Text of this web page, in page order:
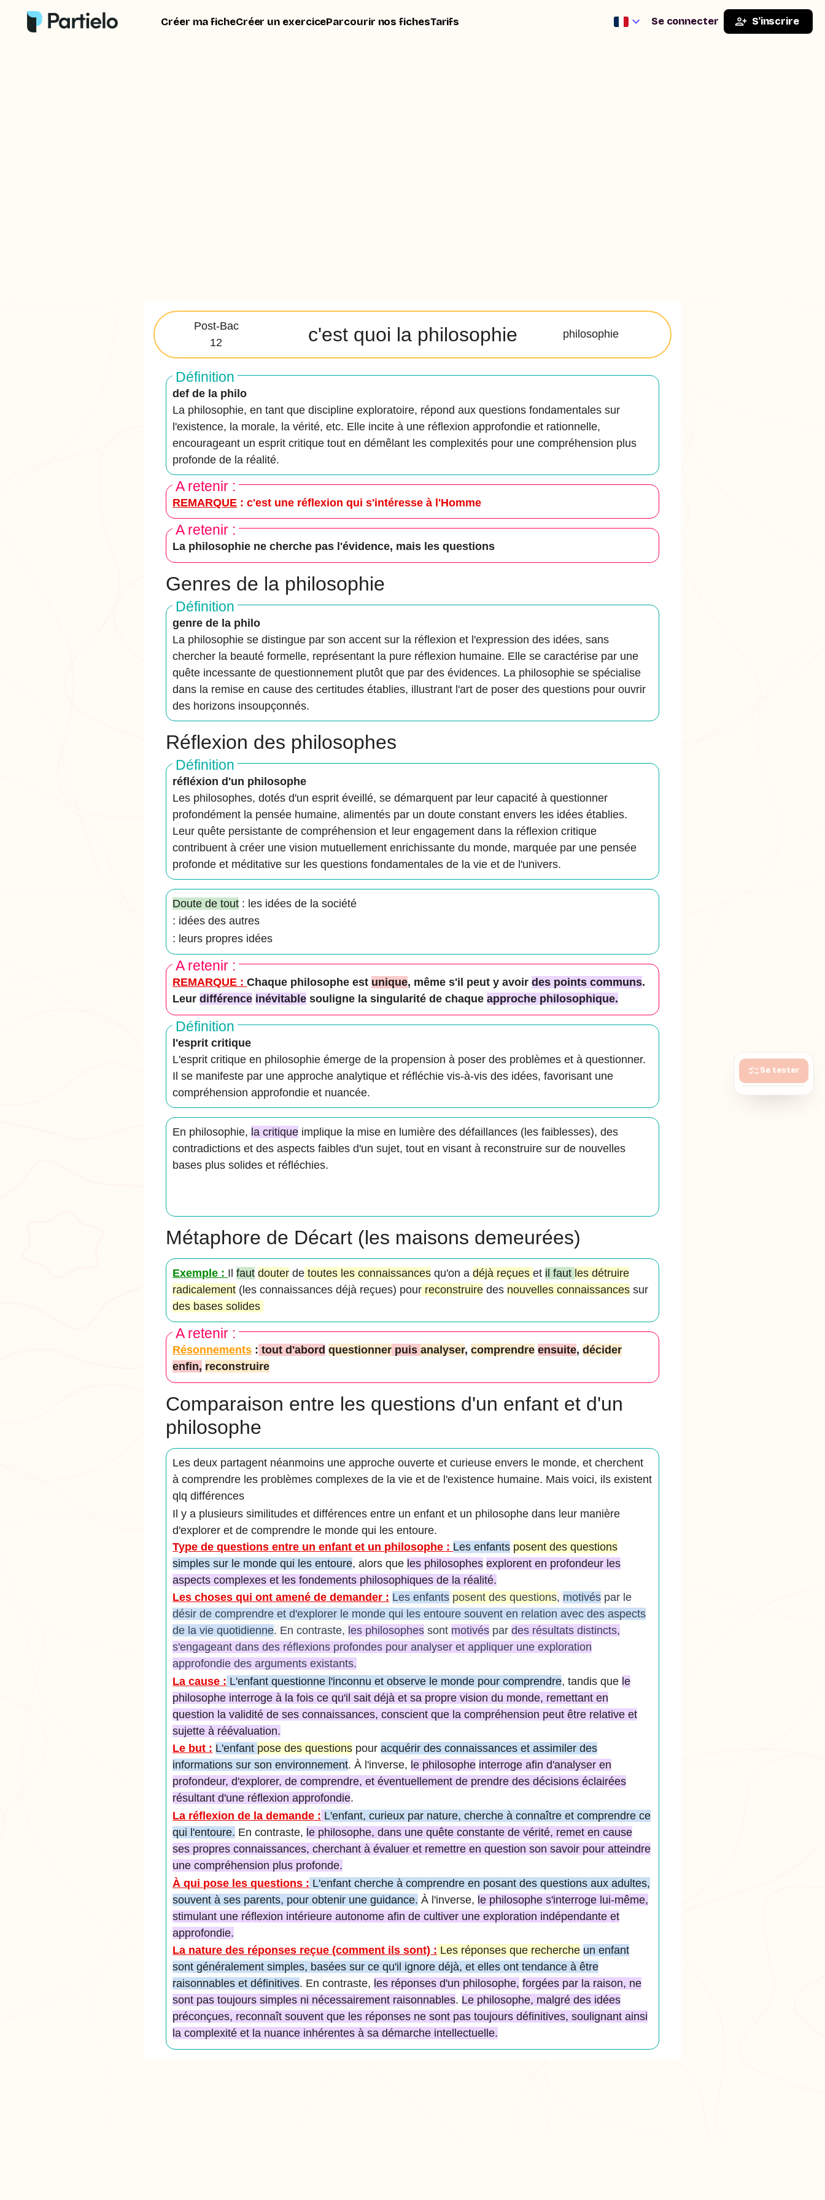
Créer ma ficheCréer un exerciceParcourir nos fichesTarifs Se connecter S'inscrire
Se tester
Post-Bac
12
c'est quoi la philosophie philosophie
Définition
def de la philo
La philosophie, en tant que discipline exploratoire, répond aux questions fondamentales sur
l'existence, la morale, la vérité, etc. Elle incite à une réflexion approfondie et rationnelle,
encourageant un esprit critique tout en démêlant les complexités pour une compréhension plus
profonde de la réalité.
A retenir :
REMARQUE : c'est une réflexion qui s'intéresse à l'Homme
A retenir :
La philosophie ne cherche pas l'évidence, mais les questions
Genres de la philosophie
Définition
genre de la philo
La philosophie se distingue par son accent sur la réflexion et l'expression des idées, sans
chercher la beauté formelle, représentant la pure réflexion humaine. Elle se caractérise par une
quête incessante de questionnement plutôt que par des évidences. La philosophie se spécialise
dans la remise en cause des certitudes établies, illustrant l'art de poser des questions pour ouvrir
des horizons insoupçonnés.
Réflexion des philosophes
Définition
réfléxion d'un philosophe
Les philosophes, dotés d'un esprit éveillé, se démarquent par leur capacité à questionner
profondément la pensée humaine, alimentés par un doute constant envers les idées établies.
Leur quête persistante de compréhension et leur engagement dans la réflexion critique
contribuent à créer une vision mutuellement enrichissante du monde, marquée par une pensée
profonde et méditative sur les questions fondamentales de la vie et de l'univers.
Doute de tout : les idées de la société
: idées des autres
: leurs propres idées
A retenir :
REMARQUE :Chaque philosophe est unique, même s'il peut y avoirdes points communs.
Leurdifférence inévitable souligne la singularité de chaqueapproche philosophique.
Définition
l'esprit critique
L'esprit critique en philosophie émerge de la propension à poser des problèmes et à questionner.
Il se manifeste par une approche analytique et réfléchie vis-à-vis des idées, favorisant une
compréhension approfondie et nuancée.
En philosophie, la critique implique la mise en lumière des défaillances (les faiblesses), des
contradictions et des aspects faibles d'un sujet, tout en visant à reconstruire sur de nouvelles
bases plus solides et réfléchies.
Métaphore de Décart (les maisons demeurées)
Exemple : Ilfaut douter de toutes les connaissances qu'on adéjà reçueset il faut les détruire
radicalement (les connaissances déjà reçues) pour reconstruire des nouvelles connaissances sur
des bases solides
A retenir :
Résonnements : tout d'abord questionner puisanalyser,comprendre ensuite,décider
enfin, reconstruire
Comparaison entre les questions d'un enfant et d'un
philosophe
Les deux partagent néanmoins une approche ouverte et curieuse envers le monde, et cherchent
à comprendre les problèmes complexes de la vie et de l'existence humaine. Mais voici, ils existent
qlq différences
Il y a plusieurs similitudes et différences entre un enfant et un philosophe dans leur manière
d'explorer et de comprendre le monde qui les entoure.
Type de questions entre un enfant et un philosophe : Les enfants posent des questions
simples sur le monde qui les entoure, alors que les philosophes explorent en profondeur les
aspects complexes et les fondements philosophiques de la réalité.
Les choses qui ont amené de demander : Les enfants posent des questions, motivés par le
désir de comprendre et d'explorer le monde qui les entoure souvent en relation avec des aspects
de la vie quotidienne. En contraste, les philosophes sont motivés pardes résultats distincts,
s'engageant dans des réflexions profondes pour analyser et appliquer une exploration
approfondie des arguments existants.
La cause : L'enfant questionne l'inconnu et observe le monde pour comprendre, tandis que le
philosophe interroge à la fois ce qu'il sait déjà et sa propre vision du monde, remettant en
question la validité de ses connaissances, conscient que la compréhension peut être relative et
sujette à réévaluation.
Le but : L'enfant pose des questions pouracquérir des connaissances et assimiler des
informations sur son environnement. À l'inverse, le philosophe interroge afin d'analyser en
profondeur, d'explorer, de comprendre, et éventuellement de prendre des décisions éclairées
résultant d'une réflexion approfondie.
La réflexion de la demande : L'enfant, curieux par nature, cherche à connaître et comprendre ce
qui l'entoure. En contraste, le philosophe, dans une quête constante de vérité, remet en cause
ses propres connaissances, cherchant à évaluer et remettre en question son savoir pour atteindre
une compréhension plus profonde.
À qui pose les questions : L'enfant cherche à comprendre en posant des questions aux adultes,
souvent à ses parents, pour obtenir une guidance. À l'inverse, le philosophe s'interroge lui-même,
stimulant une réflexion intérieure autonome afin de cultiver une exploration indépendante et
approfondie.
La nature des réponses reçue (comment ils sont) : Les réponses que recherche un enfant
sont généralement simples, basées sur ce qu'il ignore déjà, et elles ont tendance à être
raisonnables et définitives. En contraste, les réponses d'un philosophe, forgées par la raison, ne
sont pas toujours simples ni nécessairement raisonnables. Le philosophe, malgré des idées
préconçues, reconnaît souvent que les réponses ne sont pas toujours définitives, soulignant ainsi
la complexité et la nuance inhérentes à sa démarche intellectuelle.